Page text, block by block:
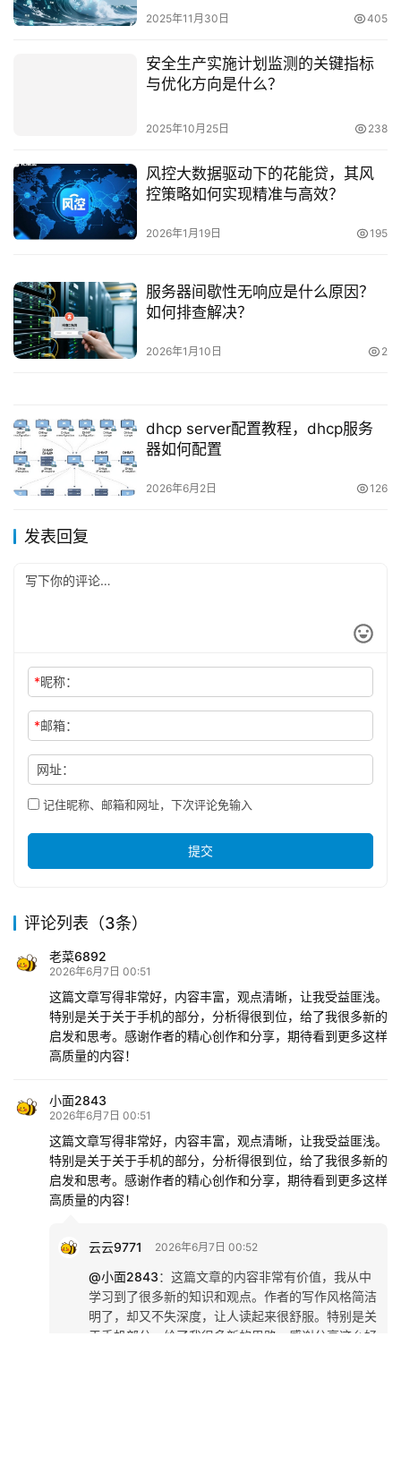
2025年11月30日 405
安全生产实施计划监测的关键指标
与优化方向是什么？
2025年10月25日 238
风控大数据驱动下的花能贷，其风
控策略如何实现精准与高效？
2026年1月19日 195
服务器间歇性无响应是什么原因？
如何排查解决？
2026年1月10日 2
dhcp server配置教程，dhcp服务
器如何配置
2026年6月2日 126
发表回复
*昵称：
*邮箱：
网址：
记住昵称、邮箱和网址，下次评论免输入
提交
评论列表（3条）
老菜6892
2026年6月7日 00:51
这篇文章写得非常好，内容丰富，观点清晰，让我受益匪浅。
特别是关于关于手机的部分，分析得很到位，给了我很多新的
启发和思考。感谢作者的精心创作和分享，期待看到更多这样
高质量的内容！
小面2843
2026年6月7日 00:51
这篇文章写得非常好，内容丰富，观点清晰，让我受益匪浅。
特别是关于关于手机的部分，分析得很到位，给了我很多新的
启发和思考。感谢作者的精心创作和分享，期待看到更多这样
高质量的内容！
云云9771 2026年6月7日 00:52
@小面2843： 这篇文章的内容非常有价值，我从中
学习到了很多新的知识和观点。作者的写作风格简洁
明了，却又不失深度，让人读起来很舒服。特别是关
于手机部分，给了我很多新的思路。感谢分享这么好